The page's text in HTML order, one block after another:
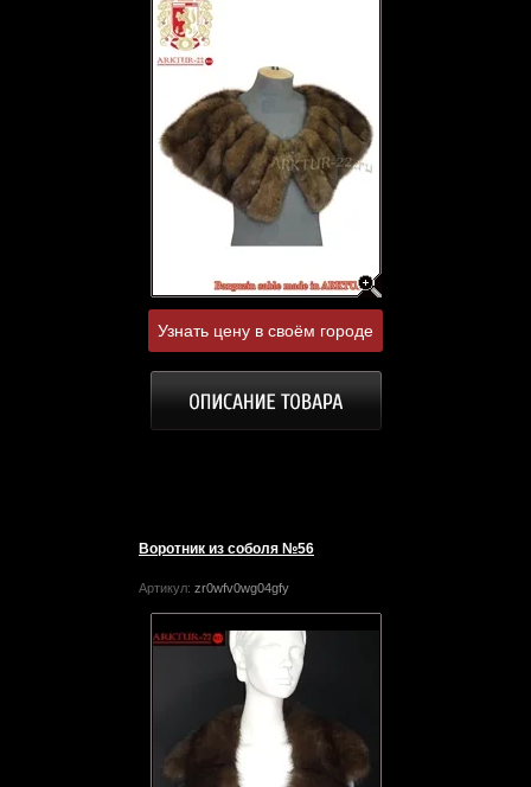
Узнать цену в своём городе
Воротник из соболя №56
Артикул: zr0wfv0wg04gfy